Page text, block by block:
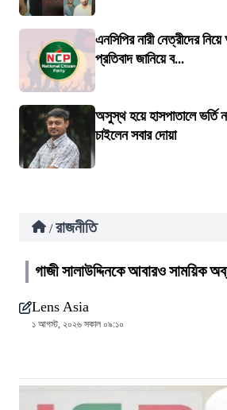
এনসিপির নারী নেত্রীদের
প্রতিবাদ জানিয়ে ব...
অসুস্থ হয়ে হাসপাতালে ভর্তি
চাইলেন সবার দোয়া
/ রাজনীতি
গাজী সালাউদ্দিনকে আবারও সাময়িক
Lens Asia
১ আগস্ট, ২০২৬ সকাল ০৯:১০